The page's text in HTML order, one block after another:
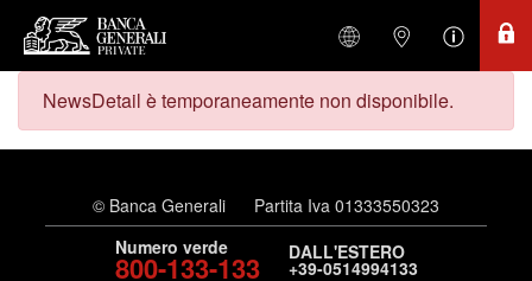
NewsDetail è temporaneamente non disponibile.
© Banca Generali
Partita Iva 01333550323
Numero verde
800-133-133 DALL'ESTERO
+39-0514994133